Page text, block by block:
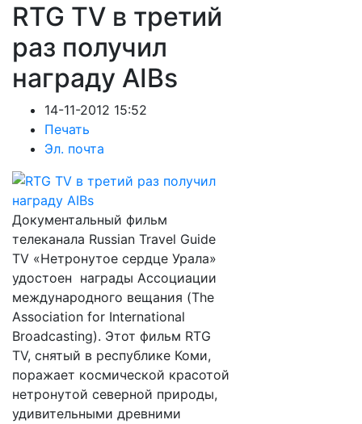
RTG TV в третий
раз получил
награду AIBs
14-11-2012 15:52
Печать
Эл. почта
Документальный фильм
телеканала Russian Travel Guide
TV «Нетронутое сердце Урала»
удостоен награды Ассоциации
международного вещания (The
Association for International
Broadcasting). Этот фильм RTG
TV, снятый в республике Коми,
поражает космической красотой
нетронутой северной природы,
удивительными древними